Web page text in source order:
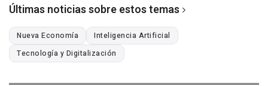
Últimas noticias sobre estos temas
Nueva Economía
Inteligencia Artificial
Tecnología y Digitalización